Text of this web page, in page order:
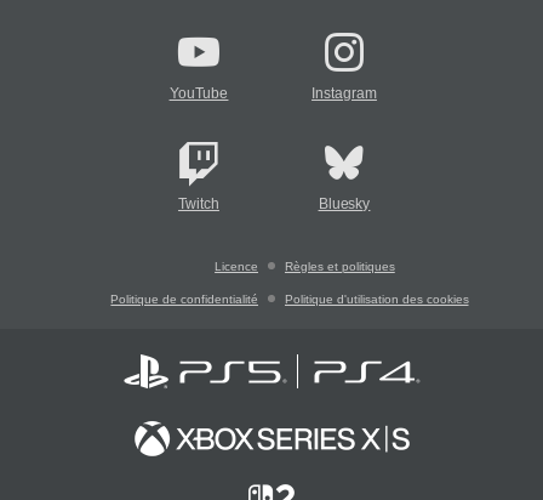
YouTube Instagram
Twitch Bluesky
Licence Règles et politiques
Politique de confidentialité Politique d'utilisation des cookies